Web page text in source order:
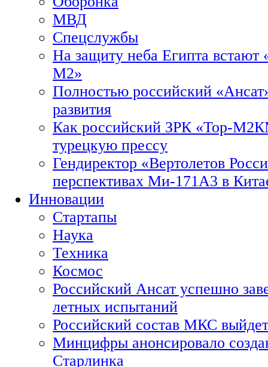
МВД
Спецслужбы
На защиту неба Египта встают
М2»
Полностью российский
развития
Как российский ЗРК «Тор-
турецкую прессу
Гендиректор «Вертолетов
перспективах Ми-171А3 в
Инновации
Стартапы
Наука
Техника
Космос
Российский Ансат успешно
летных испытаний
Российский состав МКС
Минцифры анонсировало
Старлинка